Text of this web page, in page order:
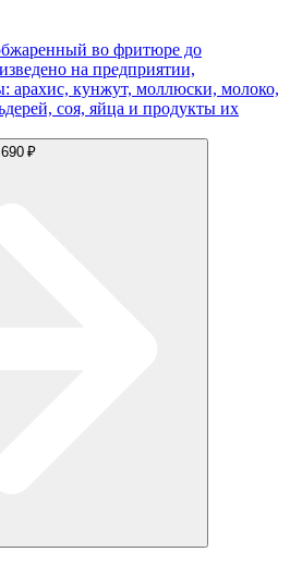
во фритюре до
на предприятии,
арахис, кунжут, моллюски, молоко,
соя, яйца и продукты их
690 ₽